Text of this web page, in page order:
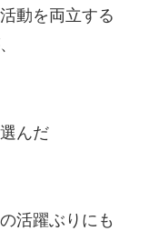
動を両立する
んだ
活躍ぶりにも